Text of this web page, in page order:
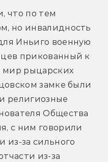
что по тем
но инвалидность
Иньиго военную
прикованный к
мир рыцарских
замке были
религиозные
Общества
с ним говорили
из-за сильного
из-за